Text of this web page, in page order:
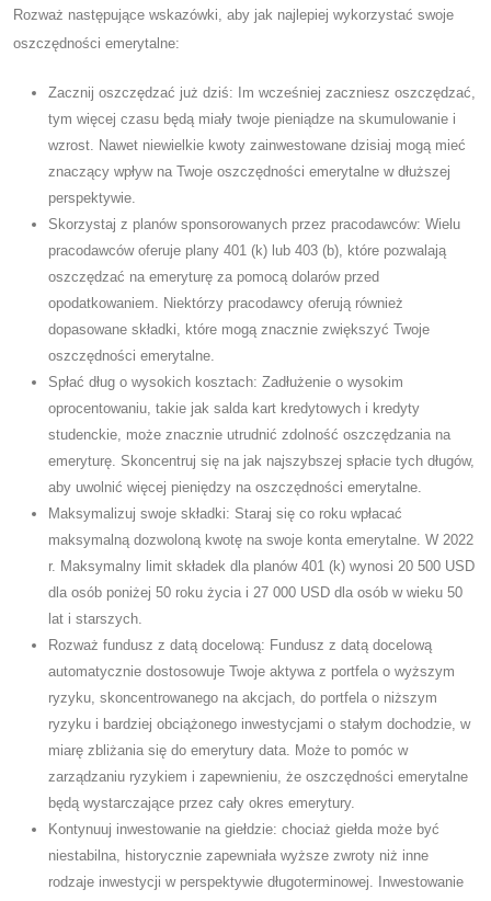
Rozważ następujące wskazówki, aby jak najlepiej wykorzystać swoje
oszczędności emerytalne:
Zacznij oszczędzać już dziś: Im wcześniej zaczniesz oszczędzać,
tym więcej czasu będą miały twoje pieniądze na skumulowanie i
wzrost. Nawet niewielkie kwoty zainwestowane dzisiaj mogą mieć
znaczący wpływ na Twoje oszczędności emerytalne w dłuższej
perspektywie.
Skorzystaj z planów sponsorowanych przez pracodawców: Wielu
pracodawców oferuje plany 401 (k) lub 403 (b), które pozwalają
oszczędzać na emeryturę za pomocą dolarów przed
opodatkowaniem. Niektórzy pracodawcy oferują również
dopasowane składki, które mogą znacznie zwiększyć Twoje
oszczędności emerytalne.
Spłać dług o wysokich kosztach: Zadłużenie o wysokim
oprocentowaniu, takie jak salda kart kredytowych i kredyty
studenckie, może znacznie utrudnić zdolność oszczędzania na
emeryturę. Skoncentruj się na jak najszybszej spłacie tych długów,
aby uwolnić więcej pieniędzy na oszczędności emerytalne.
Maksymalizuj swoje składki: Staraj się co roku wpłacać
maksymalną dozwoloną kwotę na swoje konta emerytalne. W 2022
r. Maksymalny limit składek dla planów 401 (k) wynosi 20 500 USD
dla osób poniżej 50 roku życia i 27 000 USD dla osób w wieku 50
lat i starszych.
Rozważ fundusz z datą docelową: Fundusz z datą docelową
automatycznie dostosowuje Twoje aktywa z portfela o wyższym
ryzyku, skoncentrowanego na akcjach, do portfela o niższym
ryzyku i bardziej obciążonego inwestycjami o stałym dochodzie, w
miarę zbliżania się do emerytury data. Może to pomóc w
zarządzaniu ryzykiem i zapewnieniu, że oszczędności emerytalne
będą wystarczające przez cały okres emerytury.
Kontynuuj inwestowanie na giełdzie: chociaż giełda może być
niestabilna, historycznie zapewniała wyższe zwroty niż inne
rodzaje inwestycji w perspektywie długoterminowej. Inwestowanie